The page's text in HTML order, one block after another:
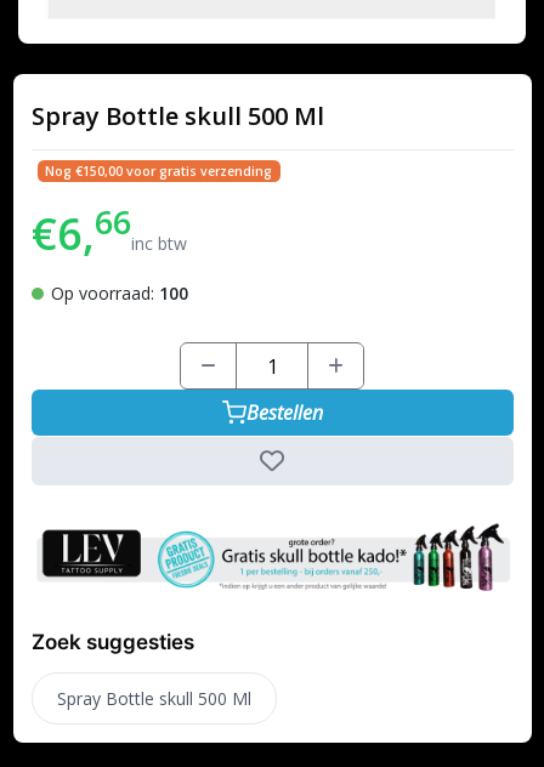
Spray Bottle skull 500 Ml
Nog €150,00 voor gratis verzending
€6,66inc btw
Op voorraad: 100
Bestellen
Zoek suggesties
Spray Bottle skull 500 Ml